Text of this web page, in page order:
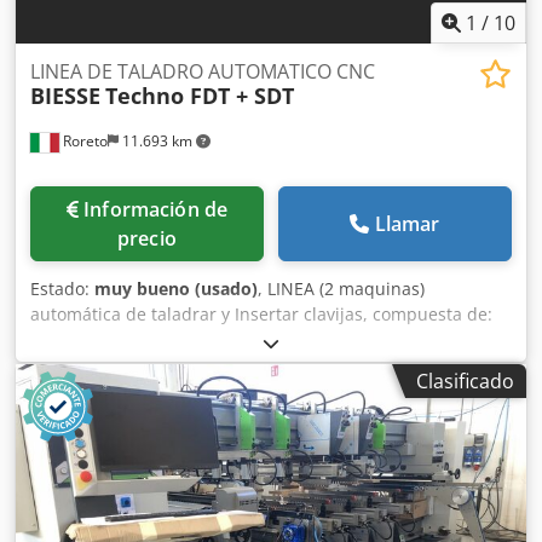
1 / 10
Roreto 11.693 km
LINEA DE TALADRO AUTOMATICO CNC
BIESSE Techno FDT + SDT
Información de
precio
Llamar
Estado: muy bueno (usado), LINEA (2 maquinas)
automática de taladrar y Insertar clavijas, compuesta de:
W12054A) TALADRO AUTOMÁTICO "BIESSE" Techno FDT -
N. 2 cintas motorizadas de alimentación, velocitad de
avance hasta 75 m/min - N. 2 grupos horizontales (cada
uno con N. 2 cabezales de taladro de 11 ejes, HP 1,8x2) - N.
5 grupos verticales inferiores (cadauno con 2 cabezales de
taladro de varios ejes, HP 2,3 x 2) - N. 1 grupo vertical
superior (con 2 cabezales de taladro de varios ejes, HP 2,3
x 2) Crsdpfxovnq Txe Agtjf - N. 5 presores superiores - N. 2
Clasificado